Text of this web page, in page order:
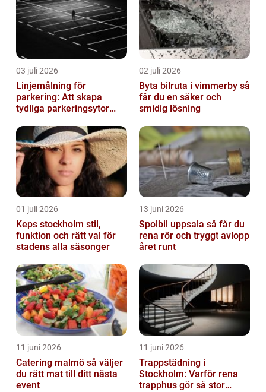
03 juli 2026
Linjemålning för
parkering: Att skapa
tydliga parkeringsytor
parkeringslinjer
02 juli 2026
Byta bilruta i vimmerby så
får du en säker och
smidig lösning
01 juli 2026
Keps stockholm stil,
funktion och rätt val för
stadens alla säsonger
13 juni 2026
Spolbil uppsala så får du
rena rör och tryggt avlopp
året runt
11 juni 2026
Catering malmö så väljer
du rätt mat till ditt nästa
event
11 juni 2026
Trappstädning i
Stockholm: Varför rena
trapphus gör så stor